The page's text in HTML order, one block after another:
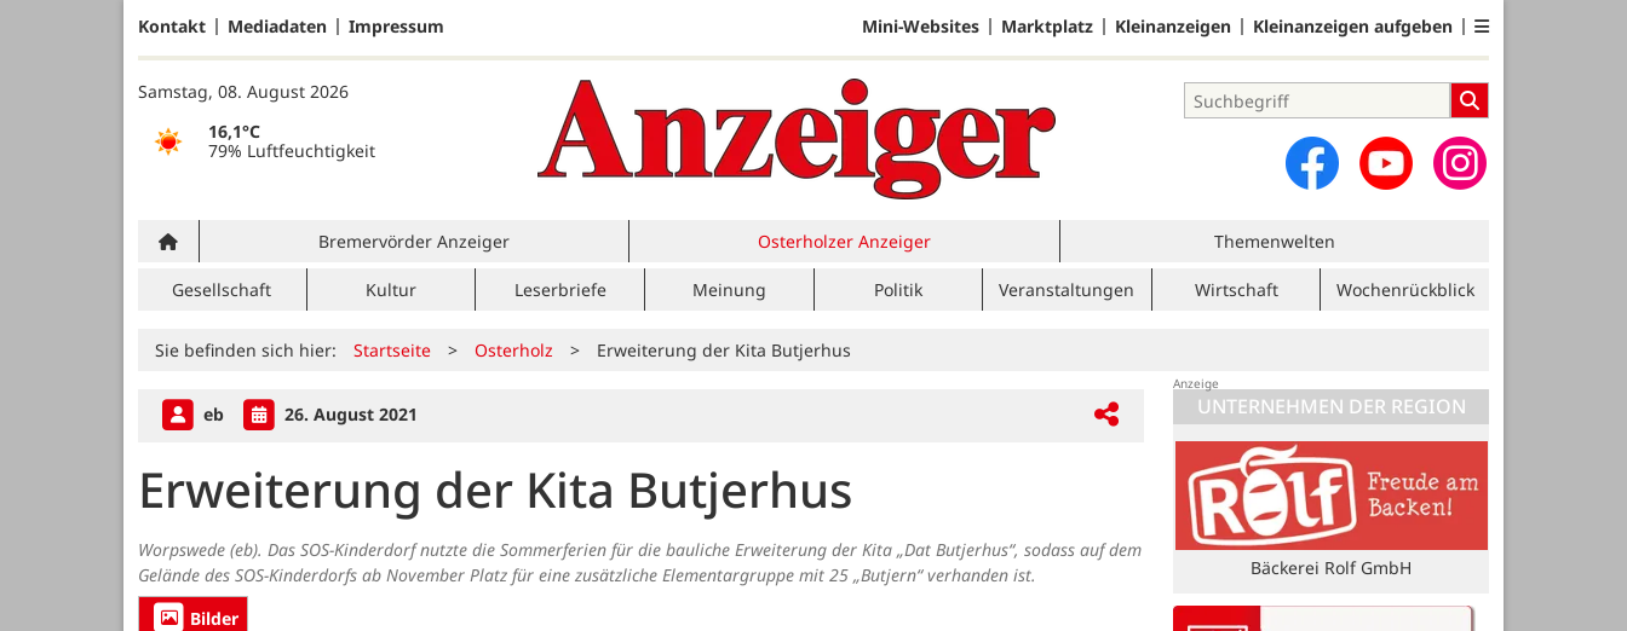
Kontakt Mediadaten Impressum Mini-Websites Marktplatz Kleinanzeigen Kleinanzeigen aufgeben
Samstag, 08. August 2026
16,1°C
79% Luftfeuchtigkeit
Bremervörder Anzeiger Osterholzer Anzeiger Themenwelten
Gesellschaft Kultur Leserbriefe Meinung Politik Veranstaltungen Wirtschaft Wochenrückblick
Sie befinden sich hier: Startseite > Osterholz > Erweiterung der Kita Butjerhus
eb 26. August 2021
Erweiterung der Kita Butjerhus
Worpswede (eb). Das SOS-Kinderdorf nutzte die Sommerferien für die bauliche Erweiterung der Kita „Dat Butjerhus“, sodass auf dem
Gelände des SOS-Kinderdorfs ab November Platz für eine zusätzliche Elementargruppe mit 25 „Butjern“ verhanden ist.
Bilder
UNTERNEHMEN DER REGION
Bruns Vermessung